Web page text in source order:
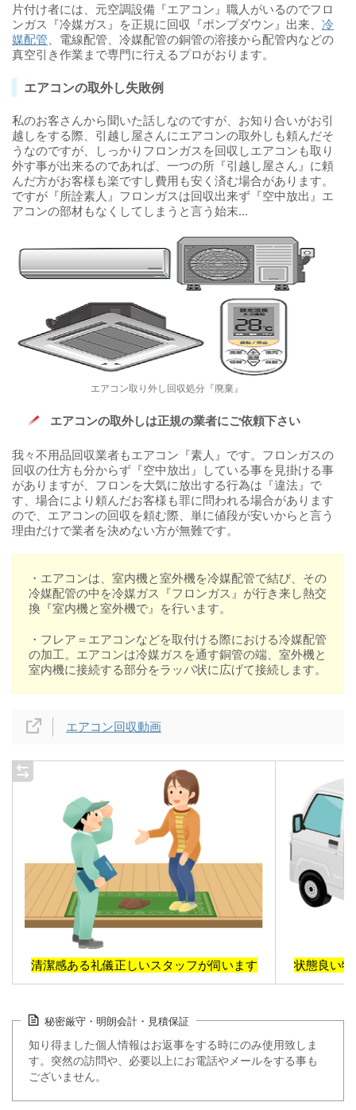
片付け者には、元空調設備『エアコン』職人がいるのでフロ
ンガス『冷媒ガス』を正規に回収『ポンプダウン』出来、 冷
媒配管、電線配管、冷媒配管の銅管の溶接から配管内などの
真空引き作業まで専門に行えるプロがおります。
エアコンの取外し失敗例
私のお客さんから聞いた話しなのですが、お知り合いがお引
越しをする際、引越し屋さんにエアコンの取外しも頼んだそ
うなのですが、しっかりフロンガスを回収しエアコンも取り
外す事が出来るのであれば、一つの所『引越し屋さん』に頼
んだ方がお客様も楽ですし費用も安く済む場合があります。
ですが『所詮素人』フロンガスは回収出来ず『空中放出』エ
アコンの部材もなくしてしまうと言う始末...
エアコン取り外し回収処分『廃棄』
エアコンの取外しは正規の業者にご依頼下さい
我々不用品回収業者もエアコン『素人』です。フロンガスの
回収の仕方も分からず『空中放出』している事を見掛ける事
がありますが、フロンを大気に放出する行為は『違法』で
す、場合により頼んだお客様も罪に問われる場合があります
ので、エアコンの回収を頼む際、単に値段が安いからと言う
理由だけで業者を決めない方が無難です。
・エアコンは、室内機と室外機を冷媒配管で結び、その
冷媒配管の中を冷媒ガス『フロンガス』が行き来し熱交
換『室内機と室外機で』を行います。
・フレア＝エアコンなどを取付ける際における冷媒配管
の加工。エアコンは冷媒ガスを通す銅管の端、室外機と
室内機に接続する部分をラッパ状に広げて接続します。
エアコン回収動画
清潔感ある礼儀正しいスタッフが伺います 状態良い物
秘密厳守・明朗会計・見積保証
知り得ました個人情報はお返事をする時にのみ使用致しま
す。突然の訪問や、必要以上にお電話やメールをする事も
ございません。